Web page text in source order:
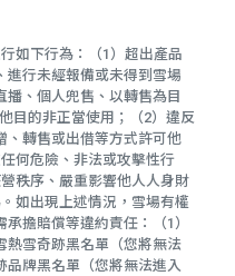
如下行為：（1）超出產品
進行未經報備或未得到雪場
播、個人兜售、以轉售為目
目的非正當使用；（2）違反
、轉售或出借等方式許可他
何危險、非法或攻擊性行
秩序、嚴重影響他人人身財
如出現上述情況，雪場有權
擔賠償等違約責任：（1）
熱雪奇跡黑名單（您將無法
牌黑名單（您將無法進入